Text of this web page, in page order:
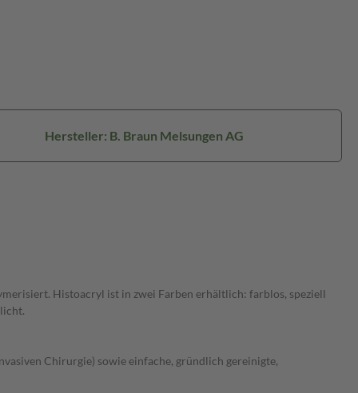
Hersteller: B. Braun Melsungen AG
Histoacryl ist in zwei Farben erhältlich: farblos, speziell
Chirurgie) sowie einfache, gründlich gereinigte,